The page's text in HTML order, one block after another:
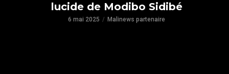
lucide de Modibo Sidibé
6 mai 2025 Malinews partenaire